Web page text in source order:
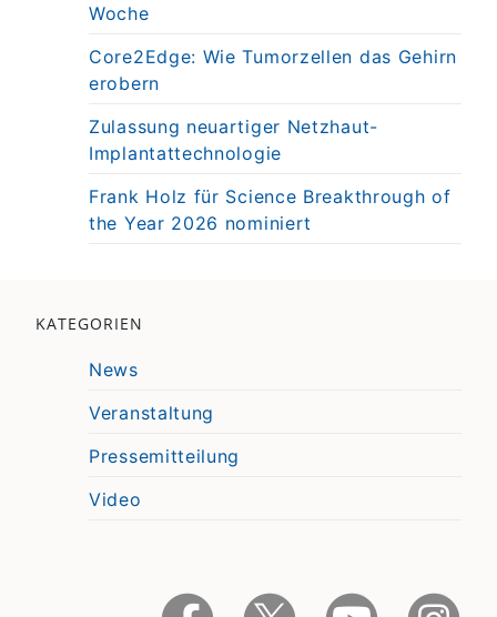
Woche
Core2Edge: Wie Tumorzellen das Gehirn
erobern
Zulassung neuartiger Netzhaut-
Implantattechnologie
Frank Holz für Science Breakthrough of
the Year 2026 nominiert
KATEGORIEN
News
Veranstaltung
Pressemitteilung
Video